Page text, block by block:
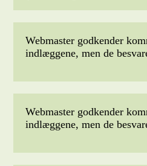
Webmaster godkender
indlæggene, men de
Webmaster godkender
indlæggene, men de